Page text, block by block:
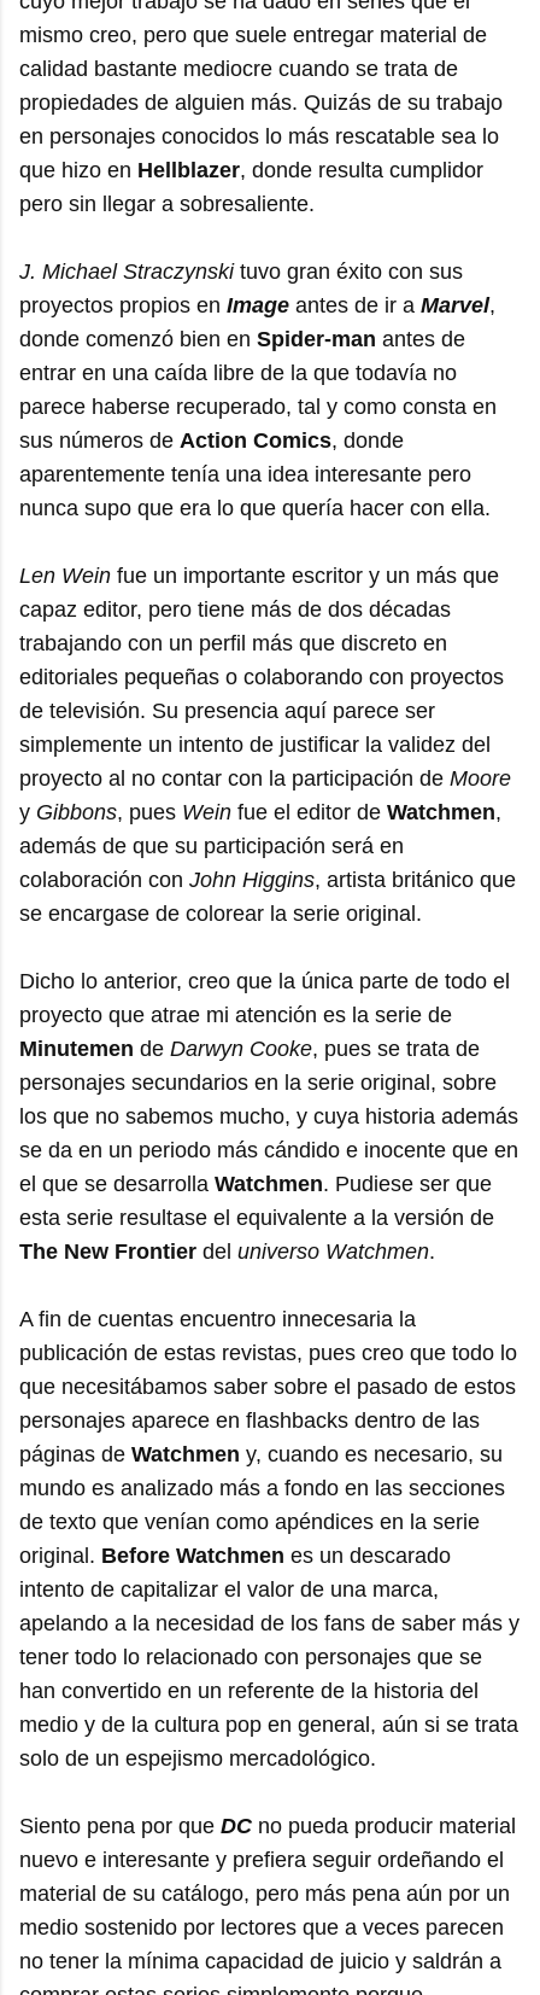
mismo creo, pero que suele entregar material de
calidad bastante mediocre cuando se trata de
propiedades de alguien más. Quizás de su trabajo
en personajes conocidos lo más rescatable sea lo
que hizo en Hellblazer, donde resulta cumplidor
pero sin llegar a sobresaliente.
J. Michael Straczynskituvo gran éxito con sus
proyectos propios en Image antes de ir a Marvel,
donde comenzó bien en Spider-man antes de
entrar en una caída libre de la que todavía no
parece haberse recuperado, tal y como consta en
sus números de Action Comics, donde
aparentemente tenía una idea interesante pero
nunca supo que era lo que quería hacer con ella.
Len Wein fue un importante escritor y un más que
capaz editor, pero tiene más de dos décadas
trabajando con un perfil más que discreto en
editoriales pequeñas o colaborando con proyectos
de televisión. Su presencia aquí parece ser
simplemente un intento de justificar la validez del
proyecto al no contar con la participación de Moore
y Gibbons, pues Wein fue el editor de Watchmen,
además de que su participación será en
colaboración con John Higgins, artista británico que
se encargase de colorear la serie original.
Dicho lo anterior, creo que la única parte de todo el
proyecto que atrae mi atención es la serie de
Minutemen de Darwyn Cooke, pues se trata de
personajes secundarios en la serie original, sobre
los que no sabemos mucho, y cuya historia además
se da en un periodo más cándido e inocente que en
el que se desarrolla Watchmen. Pudiese ser que
esta serie resultase el equivalente a la versión de
The New Frontier del universo Watchmen.
A fin de cuentas encuentro innecesaria la
publicación de estas revistas, pues creo que todo lo
que necesitábamos saber sobre el pasado de estos
personajes aparece en flashbacks dentro de las
páginas de Watchmen y, cuando es necesario, su
mundo es analizado más a fondo en las secciones
de texto que venían como apéndices en la serie
original. Before Watchmen es un descarado
intento de capitalizar el valor de una marca,
apelando a la necesidad de los fans de saber más y
tener todo lo relacionado con personajes que se
han convertido en un referente de la historia del
medio y de la cultura pop en general, aún si se trata
solo de un espejismo mercadológico.
Siento pena por que DC no pueda producir material
nuevo e interesante y prefiera seguir ordeñando el
material de su catálogo, pero más pena aún por un
medio sostenido por lectores que a veces parecen
no tener la mínima capacidad de juicio y saldrán a